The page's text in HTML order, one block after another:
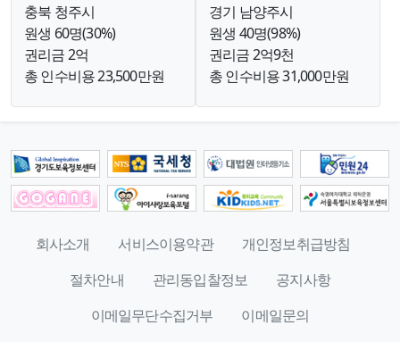
충북 청주시
원생 60명(30%)
권리금 2억
총 인수비용 23,500만원
경기 남양주시
원생 40명(98%)
권리금 2억9천
총 인수비용 31,000만원
회사소개 서비스이용약관
개인정보취급방침
절차안내
관리동입찰정보
공지사항
이메일무단수집거부
이메일문의